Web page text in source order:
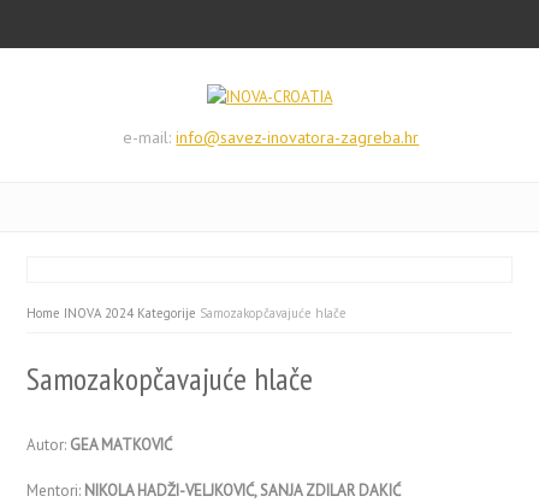
e-mail:info@savez-inovatora-zagreba.hr
Home INOVA 2024 Kategorije Samozakopčavajuće hlače
Samozakopčavajuće hlače
Autor: GEA MATKOVIĆ
Mentori: NIKOLA HADŽI-VELJKOVIĆ, SANJA ZDILAR DAKIĆ